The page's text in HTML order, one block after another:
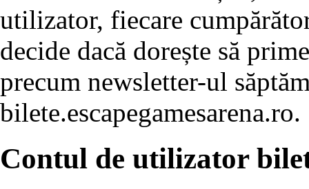
utilizator, fiecare
decide dacă dorește să
precum newsletter-ul
bilete.escapegamesarena.ro.
Contul de utilizator